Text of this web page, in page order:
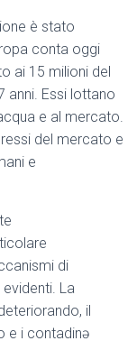
è stato
conta oggi
ai 15 milioni del
anni. Essi lottano
e al mercato.
del mercato e
e
di
La
il
e i contadinə